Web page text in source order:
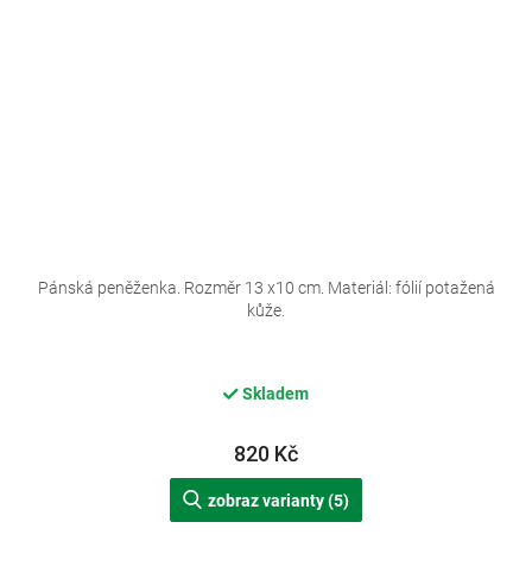
Skladem
820 Kč
zobraz varianty (5)
Pánská peněženka. Rozměr 13 x10 cm. Materiál: fólií potažená
kůže.